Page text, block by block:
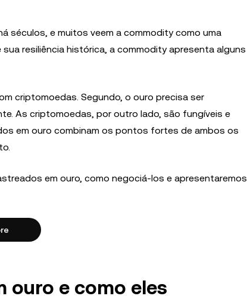
séculos, e muitos veem a commodity como uma
resiliência histórica, a commodity apresenta alguns
criptomoedas. Segundo, o ouro precisa ser
As criptomoedas, por outro lado, são fungíveis e
em ouro combinam os pontos fortes de ambos os
em ouro, como negociá-los e apresentaremos
ouro e como eles